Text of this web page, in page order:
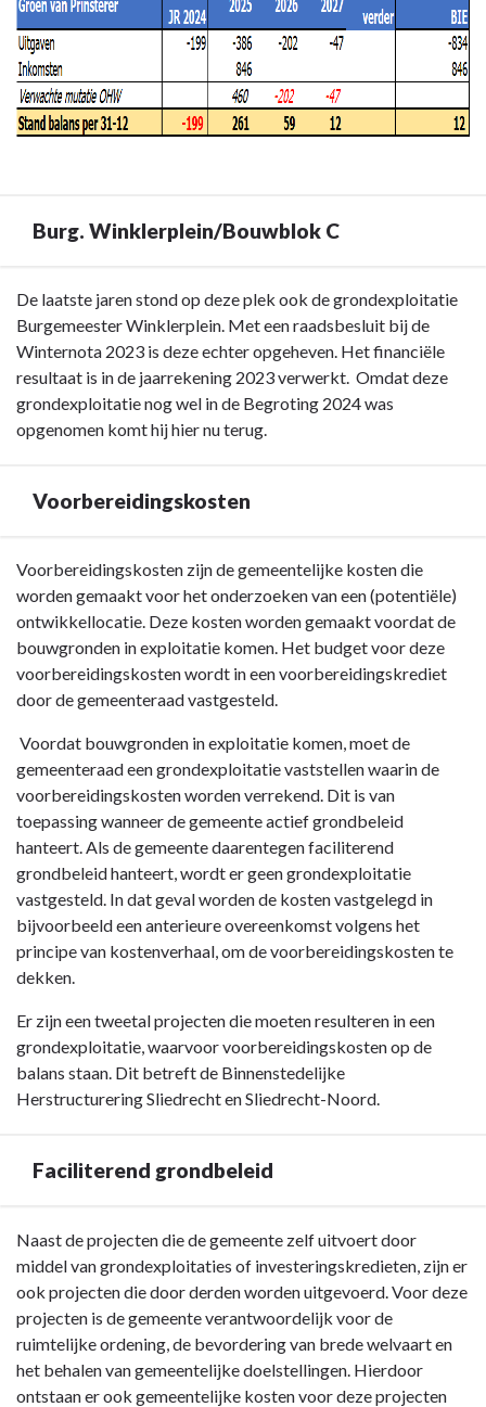
Burg. Winklerplein/Bouwblok C
Terug
naar
navigatie
Paragraaf
Grondbeleid
Winklerplein/Bouwblok
De laatste jaren stond op deze plek ook de grondexploitatie
Burgemeester Winklerplein. Met een raadsbesluit bij de
Winternota 2023 is deze echter opgeheven. Het financiële
resultaat is in de jaarrekening 2023 verwerkt. Omdat deze
grondexploitatie nog wel in de Begroting 2024 was
opgenomen komt hij hier nu terug.
Voorbereidingskosten
Terug
naar
navigatie
Paragraaf
Grondbeleid
Voorbereidingskosten
Voorbereidingskosten zijn de gemeentelijke kosten die
worden gemaakt voor het onderzoeken van een (potentiële)
ontwikkellocatie. Deze kosten worden gemaakt voordat de
bouwgronden in exploitatie komen. Het budget voor deze
voorbereidingskosten wordt in een voorbereidingskrediet
door de gemeenteraad vastgesteld.
Voordat bouwgronden in exploitatie komen, moet de
gemeenteraad een grondexploitatie vaststellen waarin de
voorbereidingskosten worden verrekend. Dit is van
toepassing wanneer de gemeente actief grondbeleid
hanteert. Als de gemeente daarentegen faciliterend
grondbeleid hanteert, wordt er geen grondexploitatie
vastgesteld. In dat geval worden de kosten vastgelegd in
bijvoorbeeld een anterieure overeenkomst volgens het
principe van kostenverhaal, om de voorbereidingskosten te
dekken.
Er zijn een tweetal projecten die moeten resulteren in een
grondexploitatie, waarvoor voorbereidingskosten op de
balans staan. Dit betreft de Binnenstedelijke
Herstructurering Sliedrecht en Sliedrecht-Noord.
Faciliterend grondbeleid
Terug
naar
navigatie
Paragraaf
Grondbeleid
Naast de projecten die de gemeente zelf uitvoert door
middel van grondexploitaties of investeringskredieten, zijn er
ook projecten die door derden worden uitgevoerd. Voor deze
projecten is de gemeente verantwoordelijk voor de
ruimtelijke ordening, de bevordering van brede welvaart en
het behalen van gemeentelijke doelstellingen. Hierdoor
ontstaan er ook gemeentelijke kosten voor deze projecten